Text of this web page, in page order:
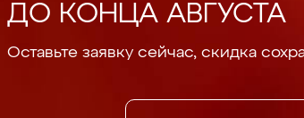
ДО КОНЦА АВГУСТА
Оставьте заявку сейчас, скидка